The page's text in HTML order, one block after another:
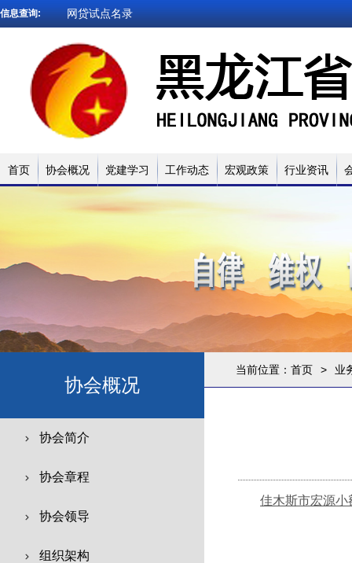
信息查询: 网贷试点名录
被执行人查询
企业信用查询
法院文书查询
小贷名录查询
首页
协会概况 党建学习 工作动态 宏观政策 行业资讯
当前位置： 首页 > 业
协会概况
协会简介
协会章程
协会领导
组织架构
佳木斯市宏源